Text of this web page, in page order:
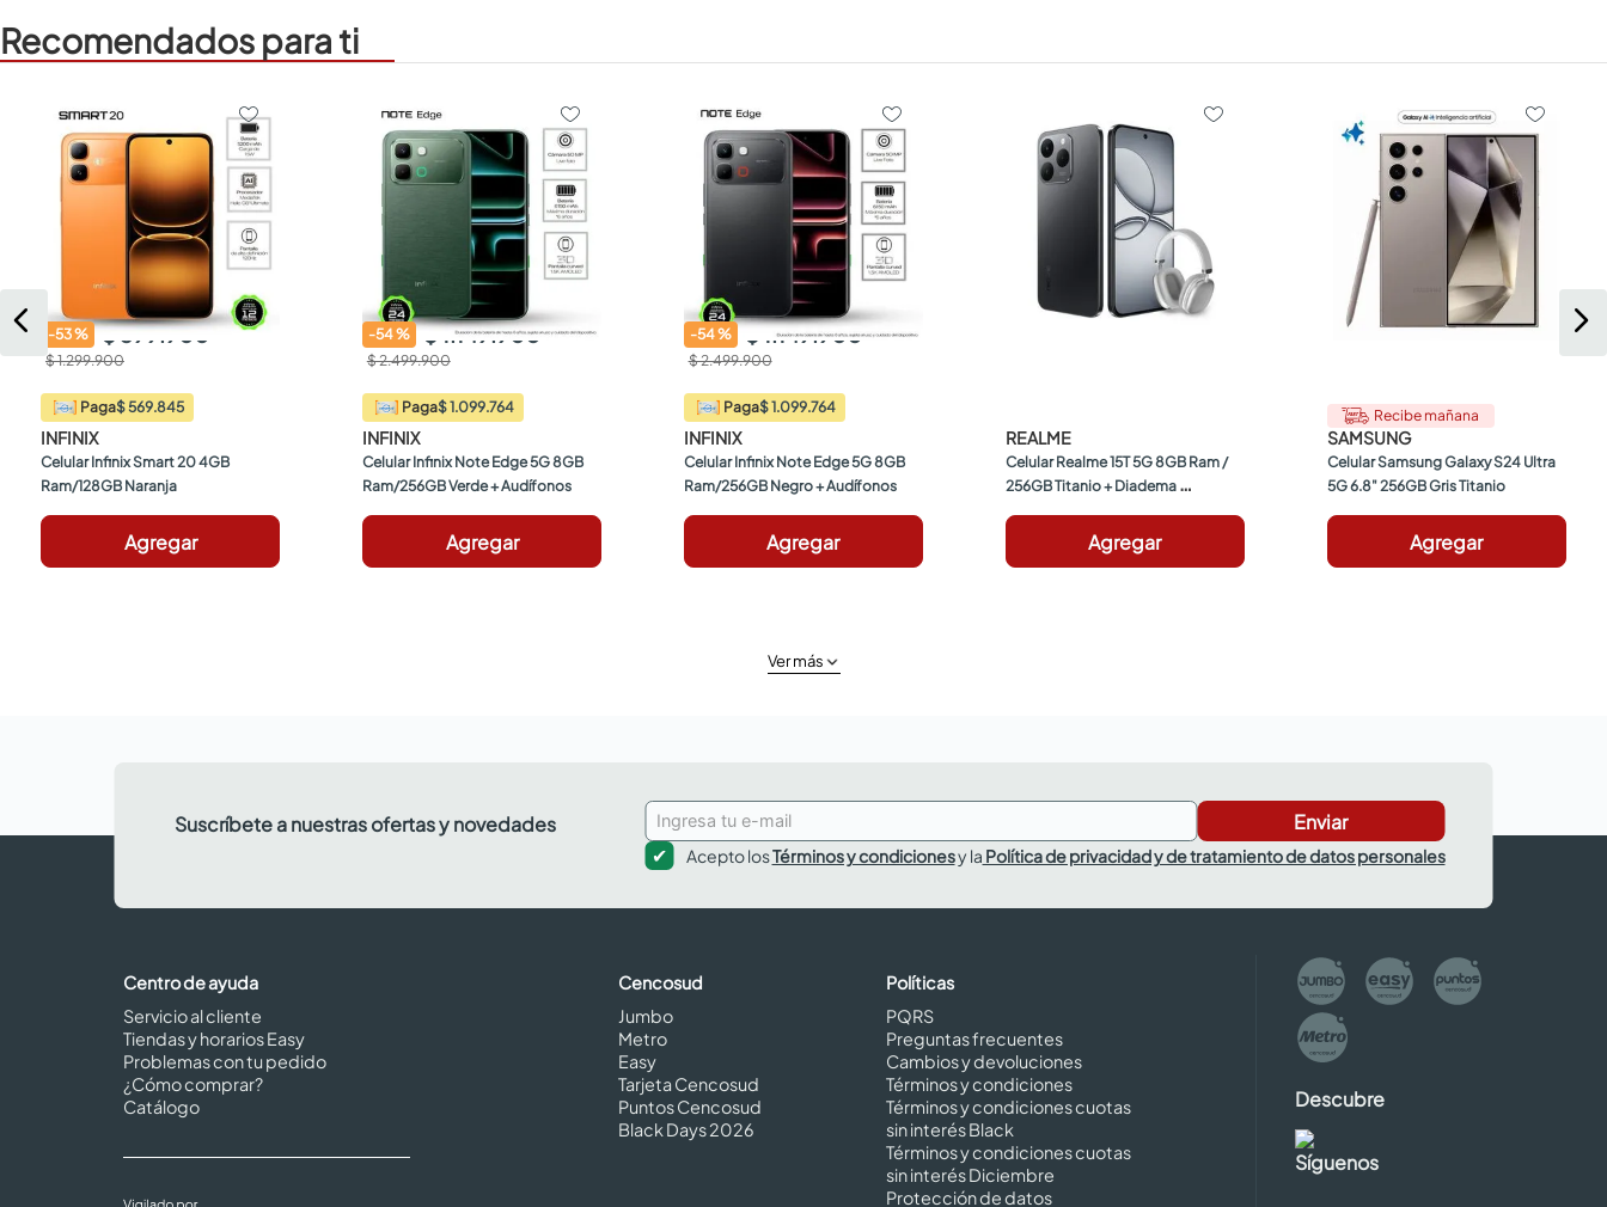
Recomendados para ti
-53% $ 599.900
$ 1.299.900
Paga$ 569.845
INFINIX
Celular Infinix Smart 20 4GB
Ram/128GB Naranja
Agregar
-54% $ 1.149.900
$ 2.499.900
Paga$ 1.099.764
INFINIX
Celular Infinix Note Edge 5G 8GB
Ram/256GB Verde + Audífonos
Agregar
-54% $ 1.149.900
$ 2.499.900
Paga$ 1.099.764
INFINIX
Celular Infinix Note Edge 5G 8GB
Ram/256GB Negro + Audífonos
Agregar
REALME
Celular Realme 15T 5G 8GB Ram /
256GB Titanio + Diadema
Agregar
Recibe mañana
SAMSUNG
Celular Samsung Galaxy S24 Ultra
5G 6.8" 256GB Gris Titanio
Agregar
Ver más
Suscríbete a nuestras ofertas y novedades Enviar
Acepto losTérminos y condicionesy la Política de privacidad y de tratamiento de datos personales
Centro de ayuda
Servicio al cliente
Tiendas y horarios Easy
Problemas con tu pedido
¿Cómo comprar?
Catálogo
Cencosud
Jumbo
Metro
Easy
Tarjeta Cencosud
Puntos Cencosud
Black Days 2026
Políticas
PQRS
Preguntas frecuentes
Cambios y devoluciones
Términos y condiciones
Términos y condiciones cuotas
sin interés Black
Términos y condiciones cuotas
sin interés Diciembre
Protección de datos
Descubre
Síguenos